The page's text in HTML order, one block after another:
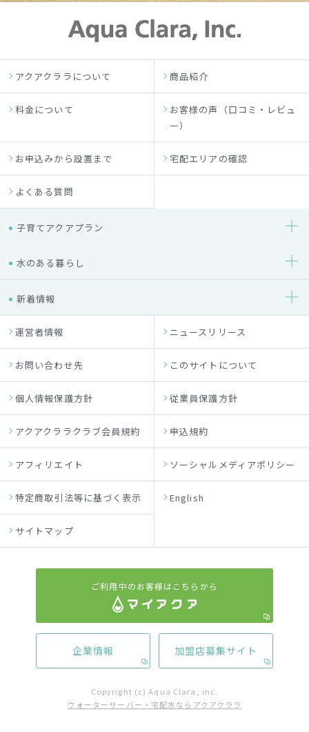
アクアクララについて 商品紹介
料金について
お客様の声（口コミ・レビュ
ー）
お申込みから設置まで 宅配エリアの確認
よくある質問
子育てアクアプラン
水のある暮らし
新着情報
運営者情報 ニュースリリース
お問い合わせ先 このサイトについて
個人情報保護方針 従業員保護方針
アクアクララクラブ会員規約 申込規約
アフィリエイト ソーシャルメディアポリシー
特定商取引法等に基づく表示 English
サイトマップ
ご利用中のお客様はこちらから
企業情報 加盟店募集サイト
Copyright (c) Aqua Clara, inc.
ウォーターサーバー・宅配水ならアクアクララ